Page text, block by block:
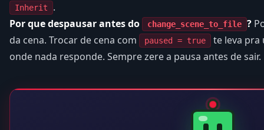
Inherit
.
Por que despausar antes do
change_scene_to_file ?
da cena. Trocar de cena com
paused = true
te leva pra
onde nada responde. Sempre zere a pausa antes de sair.